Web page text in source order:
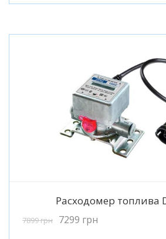
Подробнее
Расходомер топлива
7899грн 7299 грн